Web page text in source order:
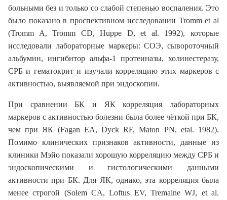
больными без и только со слабой степенью воспаления. Это
было показано в проспективном исследовании Tromm et al
(Tromm A, Tromm CD, Huppe D, et al. 1992), которые
исследовали лабораторные маркеры: СОЭ, сывороточный
альбумин, ингибитор альфа-1 протеиназы, холинестеразу,
СРБ и гематокрит и изучали корреляцию этих маркеров с
активностью, выявляемой при эндоскопии.
При сравнении БК и ЯК корреляция лабораторных
маркеров с активностью болезни была более чёткой при БК,
чем при ЯК (Fagan EA, Dyck RF, Maton PN, etal. 1982).
Помимо клинических признаков активности, данные из
клиники Мэйо показали хорошую корреляцию между СРБ и
эндоскопическими и гистологическими данными
активности при БК. Для ЯК, однако, эта корреляция была
менее строгой (Solem CA, Loftus EV, Tremaine WJ, et al.